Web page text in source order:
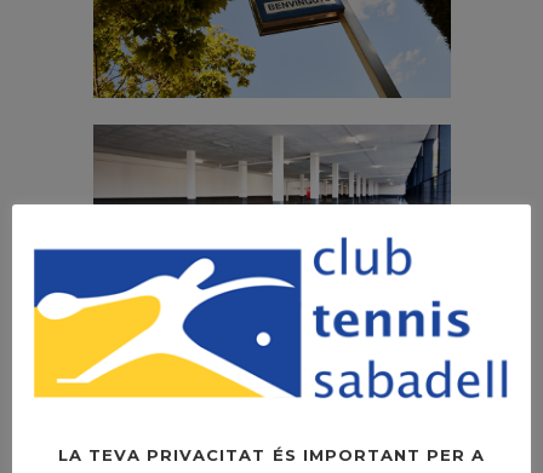
LA TEVA PRIVACITAT ÉS IMPORTANT PER A